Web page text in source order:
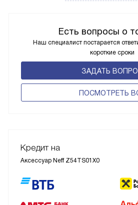
Есть вопросы о
Наш специалист постарается
короткие сроки
ЗАДАТЬ
ПОCМОТРЕТЬ
Кредит на
Аксессуар Neff Z54TS01X0